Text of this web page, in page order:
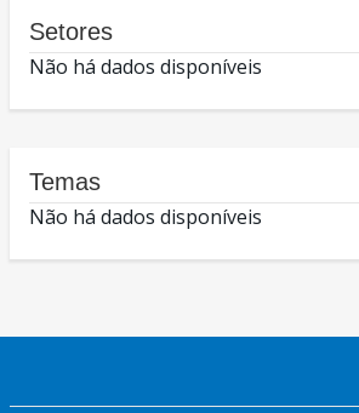
Setores
Não há dados disponíveis
Temas
Não há dados disponíveis